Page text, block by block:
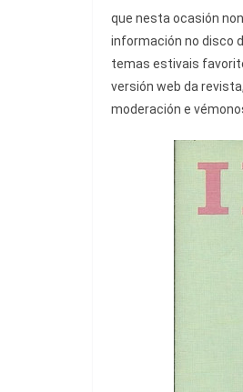
que nesta ocasión
información no disco
temas estivais
versión web da
moderación e